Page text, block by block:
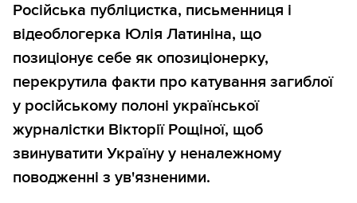
Російська публіцистка, письменниця і
відеоблогерка Юлія Латиніна, що
позиціонує себе як опозиціонерку,
перекрутила факти про катування загиблої
у російському полоні української
журналістки Вікторії Рощіної, щоб
звинуватити Україну у неналежному
поводженні з ув'язненими.